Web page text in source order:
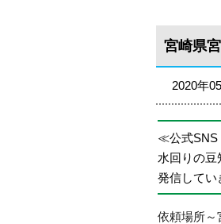
宮崎県
2020年
≪公式SNS
水回りの
発信してい
依頼場所～